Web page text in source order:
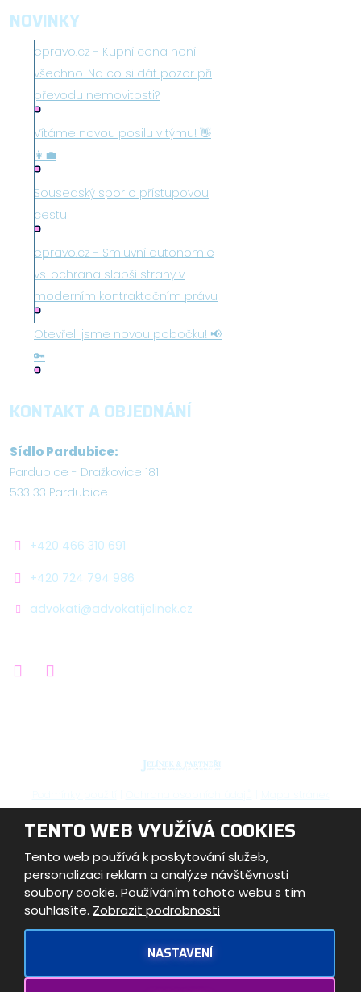
NOVINKY
epravo.cz - Kupní cena není
všechno. Na co si dát pozor při
převodu nemovitosti?
Vítáme novou posilu v týmu! 👋
👩‍💼
Sousedský spor o přístupovou
cestu
epravo.cz - Smluvní autonomie
vs. ochrana slabší strany v
moderním kontraktačním právu
Otevřeli jsme novou pobočku! 📢
🔑
KONTAKT A OBJEDNÁNÍ
Sídlo Pardubice:
Pardubice - Dražkovice 181
533 33 Pardubice
+420 466 310 691
+420 724 794 986
advokati@advokatijelinek.cz
© Advokátní kancelář JELÍNEK & Partneři s.r.o. 2026,
Tento web je chráněn pomocí Google ReCAPTCHA a platí
pro něj
TENTO WEB VYUŽÍVÁ COOKIES
Tento web používá k poskytování služeb,
personalizaci reklam a analýze návštěvnosti
soubory cookie. Používáním tohoto webu s tím
souhlasíte. Zobrazit podrobnosti
NASTAVENÍ